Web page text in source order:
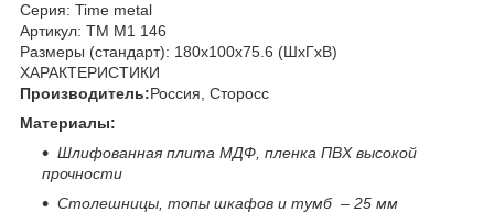
Серия: Time metal
Артикул: ТМ М1 146
Размеры (стандарт): 180x100x75.6 (ШхГхВ)
ХАРАКТЕРИСТИКИ
Производитель:Россия, Сторосс
Материалы:
Шлифованная плита МДФ, пленка ПВХ высокой
прочности
Столешницы, топы шкафов и тумб – 25 мм